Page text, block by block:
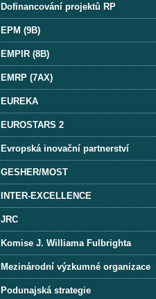
Dofinancování projektů RP
EPM (9B)
EMPIR (8B)
EMRP (7AX)
EUREKA
EUROSTARS 2
Evropská inovační partnerství
GESHER/MOST
INTER-EXCELLENCE
JRC
Komise J. Williama Fulbrighta
Mezinárodní výzkumné organizace
Podunajská strategie